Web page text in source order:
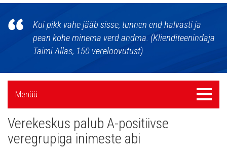
Põhja-
Eesti
Regionaalhaigla
Verekeskus
Kui pikk vahe jääb sisse, tunnen end halvasti ja
pean kohe minema verd andma. (Klienditeenindaja
Taimi Allas, 150 vereloovutust)
Külgpaani
navigatsioon
Menüü
Menüü
Uudised
Galerii
Verekeskus palub A-positiivse
veregrupiga inimeste abi